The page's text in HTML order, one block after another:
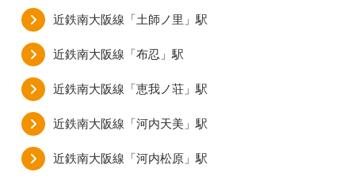
近鉄南大阪線「土師ノ里」駅
近鉄南大阪線「布忍」駅
近鉄南大阪線「恵我ノ荘」駅
近鉄南大阪線「河内天美」駅
近鉄南大阪線「河内松原」駅